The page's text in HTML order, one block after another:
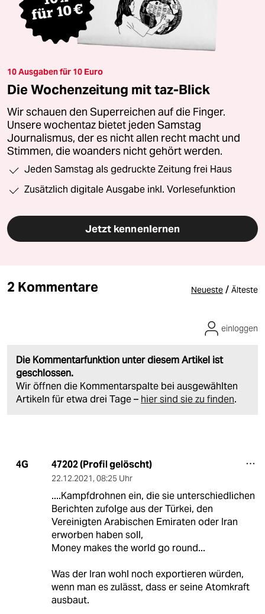
10 Ausgaben für 10 Euro
Die Wochenzeitung mit taz-Blick
Wir schauen den Superreichen auf die Finger.
Unsere wochentaz bietet jeden Samstag
Journalismus, der es nicht allen recht macht und
Stimmen, die woanders nicht gehört werden.
Jeden Samstag als gedruckte Zeitung frei Haus
Zusätzlich digitale Ausgabe inkl. Vorlesefunktion
Jetzt kennenlernen
2 Kommentare Neueste / Älteste
Die Kommentarfunktion unter diesem Artikel ist
geschlossen.
Wir öffnen die Kommentarspalte bei ausgewählten
Artikeln für etwa drei Tage – hier sind sie zu finden.
einloggen
4G 47202 (Profil gelöscht)
22.12.2021, 08:25 Uhr
....Kampfdrohnen ein, die sie unterschiedlichen
Berichten zufolge aus der Türkei, den
Vereinigten Arabischen Emiraten oder Iran
erworben haben soll,
Money makes the world go round...
Was der Iran wohl noch exportieren würden,
wenn man es zulässt, dass er seine Atomkraft
ausbaut.